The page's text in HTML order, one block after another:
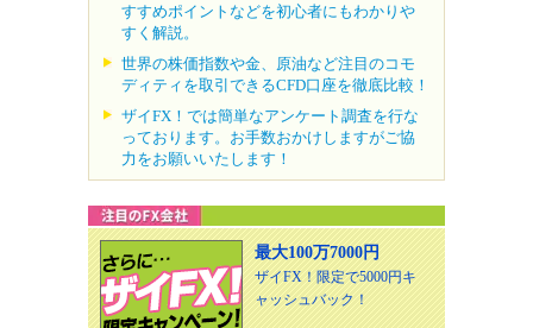
すすめポイントなどを初心者にもわかりや
すく解説。
世界の株価指数や金、原油など注目のコモ
ディティを取引できるCFD口座を徹底比較！
ザイFX！では簡単なアンケート調査を行な
っております。お手数おかけしますがご協
力をお願いいたします！
最大100万7000円
ザイFX！限定で5000円キ
ャッシュバック！